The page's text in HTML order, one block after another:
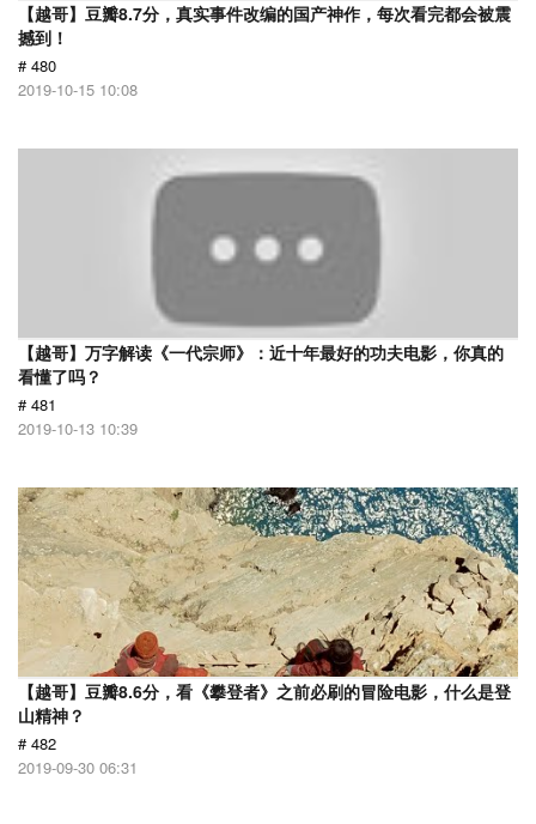
【越哥】豆瓣8.7分，真实事件改编的国产神作，每次看完都会被震
撼到！
# 480
2019-10-15 10:08
【越哥】万字解读《一代宗师》：近十年最好的功夫电影，你真的
看懂了吗？
# 481
2019-10-13 10:39
【越哥】豆瓣8.6分，看《攀登者》之前必刷的冒险电影，什么是登
山精神？
# 482
2019-09-30 06:31